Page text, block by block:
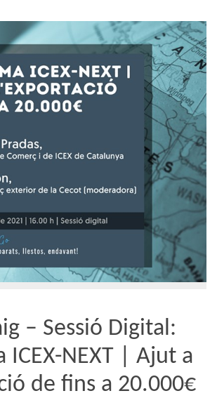
– Sessió Digital:
ICEX-NEXT | Ajut a
de fins a 20.000€